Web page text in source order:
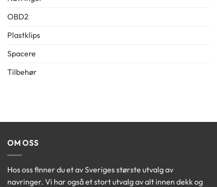
OBD2
Plastklips
Spacere
Tilbehør
OM OSS
Hos oss finner du et av Sveriges største utvalg av
navringer. Vi har også et stort utvalg av alt innen dekk og